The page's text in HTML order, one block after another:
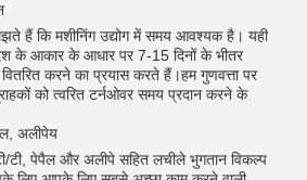
हैं कि मशीनिंग उद्योग में समय आवश्यक है। यही
के आकार के आधार पर 7-15 दिनों के भीतर
करने का प्रयास करते हैं।हम गुणवत्ता पर
को त्वरित टर्नओवर समय प्रदान करने के
अलीपेय
टी, पेपैल और अलीपे सहित लचीले भुगतान विकल्प